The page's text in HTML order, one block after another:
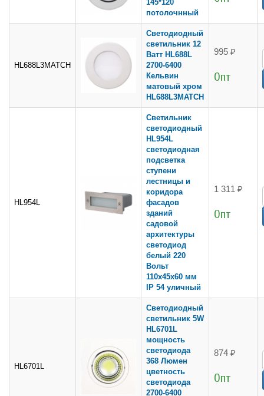
145*120
потолочнный
HL688L3MATCH
Светодиодный
светильник 12
Ватт HL688L
2700-6400
Кельвин
матовый хром
HL688L3MATCH
995 ₽
Опт
HL954L
Светильник
светодиодный
HL954L
светодиодная
подсветка
ступени
лестницы и
коридора
фасадов
зданий
садовой
архитектуры
светодиод
белый 220
Вольт
110х45х60 мм
IP 54 уличный
1 311 ₽
Опт
HL6701L
Светодиодный
светильник 5W
HL6701L
мощность
светодиода
368 Люмен
цветность
светодиода
2700-6400
874 ₽
Опт